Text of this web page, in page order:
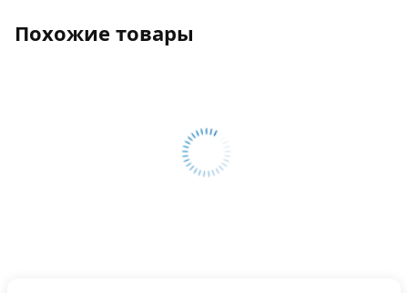
Похожие товары